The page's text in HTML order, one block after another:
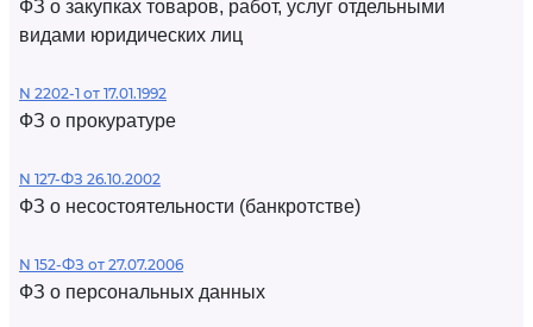
ФЗ о закупках товаров, работ, услуг отдельными
видами юридических лиц
N 2202-1 от 17.01.1992
ФЗ о прокуратуре
N 127-ФЗ 26.10.2002
ФЗ о несостоятельности (банкротстве)
N 152-ФЗ от 27.07.2006
ФЗ о персональных данных